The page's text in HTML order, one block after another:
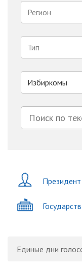
Регион
Тип
Избиркомы
Единые дни